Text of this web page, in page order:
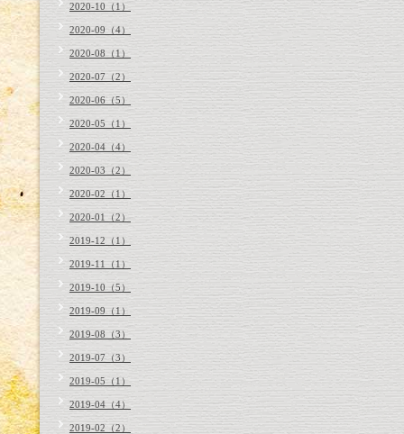
2020-10（1）
2020-09（4）
2020-08（1）
2020-07（2）
2020-06（5）
2020-05（1）
2020-04（4）
2020-03（2）
2020-02（1）
2020-01（2）
2019-12（1）
2019-11（1）
2019-10（5）
2019-09（1）
2019-08（3）
2019-07（3）
2019-05（1）
2019-04（4）
2019-02（2）